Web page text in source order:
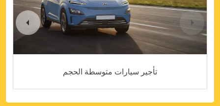
تأجير سيارات متوسطة الحجم